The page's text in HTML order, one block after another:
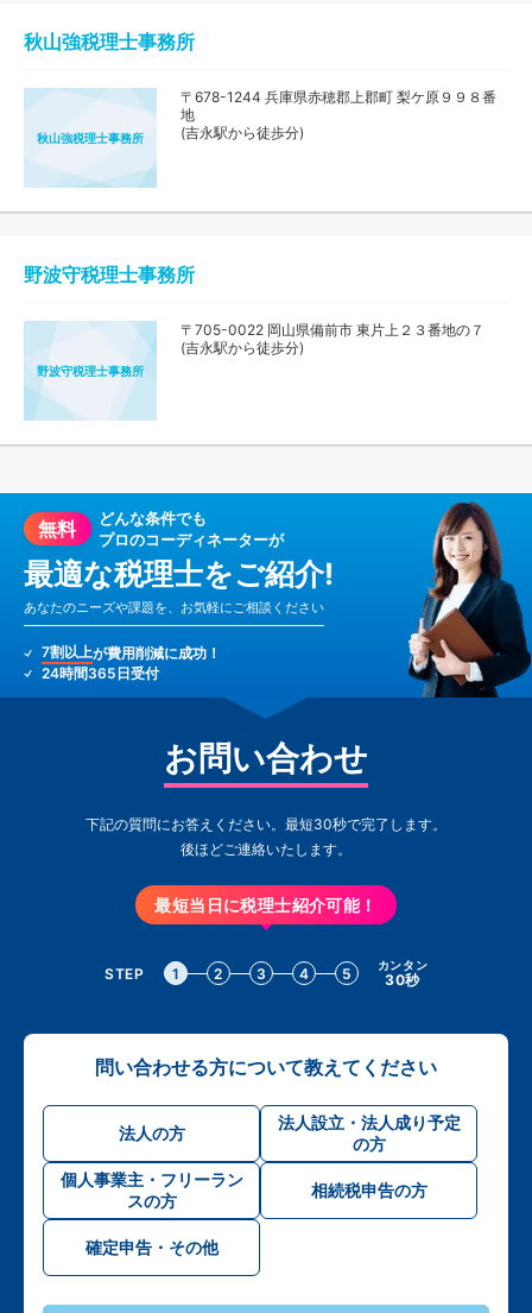
秋山強税理士事務所
秋山強税理士事務所
〒678-1244 兵庫県赤穂郡上郡町 梨ケ原９９８番
地
(吉永駅から徒歩分)
野波守税理士事務所
野波守税理士事務所
〒705-0022 岡山県備前市 東片上２３番地の７
(吉永駅から徒歩分)
無料
どんな条件でも
プロのコーディネーターが
最適な税理士をご紹介!
あなたのニーズや課題を、お気軽にご相談ください
7割以上が費用削減に成功！
24時間365日受付
お問い合わせ
下記の質問にお答えください。最短30秒で完了します。
後ほどご連絡いたします。
最短当日に税理士紹介可能！
STEP 1 2 3 4 5 カンタン
30秒
問い合わせる方について教えてください
法人の方
法人設立・法人成り予定
の方
個人事業主・フリーラン
スの方
相続税申告の方
確定申告・その他